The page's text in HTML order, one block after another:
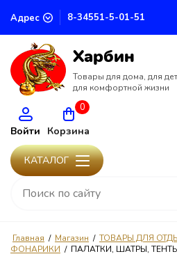
Адрес 8-34551-5-01-51
Харбин
Товары для дома, для
для комфортной жизни
КАТАЛОГ
Войти
0
Корзина
Главная / Магазин / ТОВАРЫ ДЛЯ
ФОНАРИКИ / ПАЛАТКИ, ШАТРЫ,